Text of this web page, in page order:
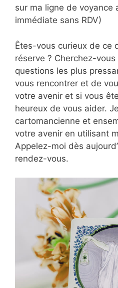
sur ma ligne de voyance
immédiate sans RDV)
Êtes-vous curieux de ce
réserve ? Cherchez-
questions les plus
vous rencontrer et de
votre avenir et si vous
heureux de vous aider.
cartomancienne et
votre avenir en utilisant
Appelez-moi dès
rendez-vous.